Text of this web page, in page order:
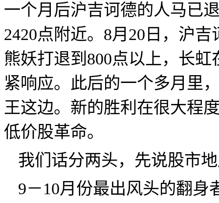
一个月后沪吉诃德的人马已
2420点附近。 8月 20 日 ，沪吉
熊妖打退到 800点以上，长虹
紧响应。此后的一个多月里
王这边。 新的胜利在很大程
低价股革命。
我们话分两头，先说股市
9－10月份最出风头的翻身